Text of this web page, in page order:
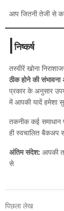
आप जितनी तेजी से
निष्कर्ष
तस्वीरें खोना
ठीक होने की
प्रकार के अनुसार
में आपकी यादें हमेशा
तकनीक कई समाधान
ही स्वचालित बैकअप
अंतिम संदेश: आपकी
से
पिछला लेख